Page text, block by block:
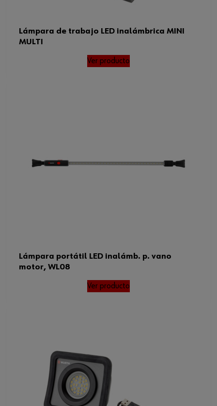
Lámpara de trabajo LED inalámbrica MINI
MULTI
Ver producto
Lámpara portátil LED inalámb. p. vano
motor, WL08
Ver producto